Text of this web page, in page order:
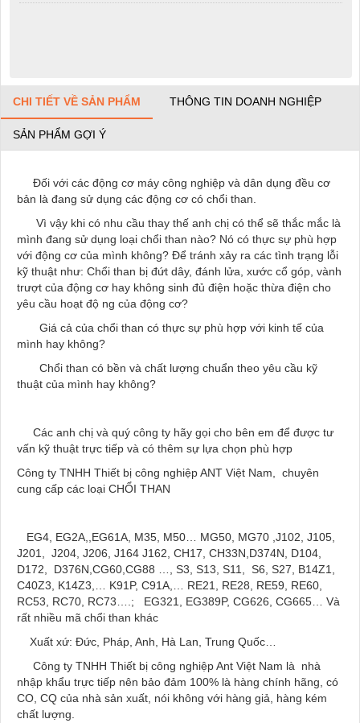
CHI TIẾT VỀ SẢN PHẨM THÔNG TIN DOANH NGHIỆP
SẢN PHẨM GỢI Ý
Đối với các động cơ máy công nghiệp và dân dụng đều cơ
bản là đang sử dụng các động cơ có chổi than.
Vì vậy khi có nhu cầu thay thế anh chị có thể sẽ thắc mắc là
mình đang sử dụng loại chổi than nào? Nó có thực sự phù hợp
với động cơ của mình không? Để tránh xảy ra các tình trạng lỗi
kỹ thuật như: Chổi than bị đứt dây, đánh lửa, xước cổ góp, vành
trượt của động cơ hay không sinh đủ điện hoặc thừa điện cho
yêu cầu hoạt độ ng của động cơ?
Giá cả của chổi than có thực sự phù hợp với kinh tế của
mình hay không?
Chổi than có bền và chất lượng chuẩn theo yêu cầu kỹ
thuật của mình hay không?
Các anh chị và quý công ty hãy gọi cho bên em để được tư
vấn kỹ thuật trực tiếp và có thêm sự lựa chọn phù hợp
Công ty TNHH Thiết bị công nghiệp ANT Việt Nam, chuyên
cung cấp các loại CHỔI THAN
EG4, EG2A,,EG61A, M35, M50… MG50, MG70 ,J102, J105,
J201, J204, J206, J164 J162, CH17, CH33N,D374N, D104,
D172, D376N,CG60,CG88 …, S3, S13, S11, S6, S27, B14Z1,
C40Z3, K14Z3,… K91P, C91A,… RE21, RE28, RE59, RE60,
RC53, RC70, RC73….; EG321, EG389P, CG626, CG665… Và
rất nhiều mã chổi than khác
Xuất xứ: Đức, Pháp, Anh, Hà Lan, Trung Quốc…
Công ty TNHH Thiết bị công nghiệp Ant Việt Nam là nhà
nhập khẩu trực tiếp nên bảo đảm 100% là hàng chính hãng, có
CO, CQ của nhà sản xuất, nói không với hàng giả, hàng kém
chất lượng.